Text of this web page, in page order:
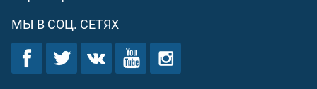
МЫ В СОЦ. СЕТЯХ